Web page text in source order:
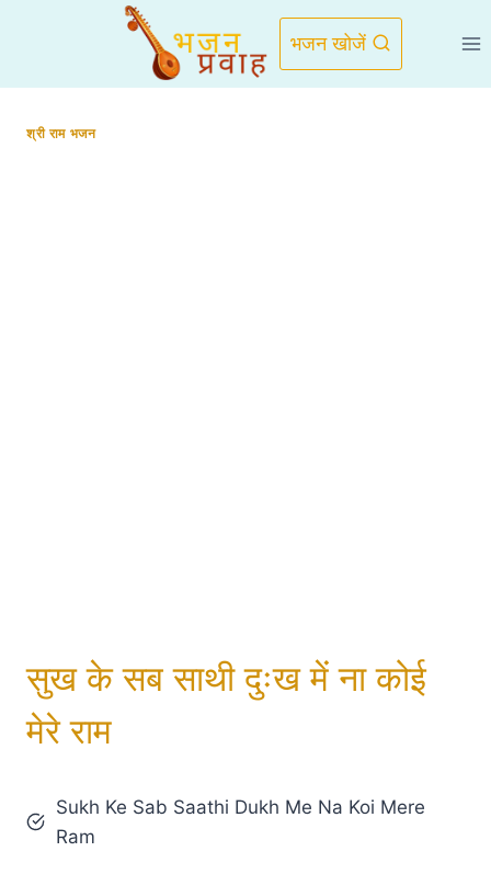
भजन खोजें
श्री राम भजन
सुख के सब साथी दुःख में ना कोई
मेरे राम
Sukh Ke Sab Saathi Dukh Me Na Koi Mere
Ram